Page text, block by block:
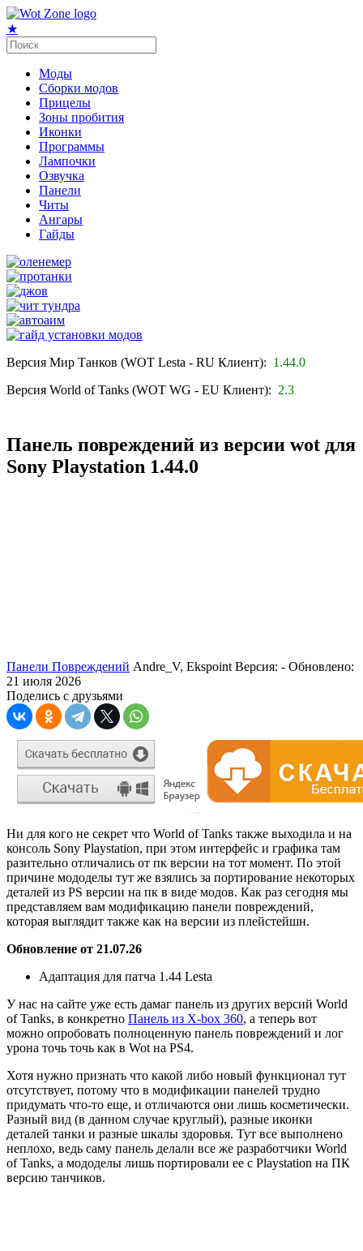
★
Моды
Сборки модов
Прицелы
Зоны пробития
Иконки
Программы
Лампочки
Озвучка
Панели
Читы
Ангары
Гайды
Версия Мир Танков (WOT Lesta - RU Клиент): 1.44.0
Версия World of Tanks (WOT WG - EU Клиент): 2.3
Панель повреждений из версии wot для
Sony Playstation 1.44.0
Панели Повреждений Andre_V, Ekspoint Версия: - Обновлено:
21 июля 2026
Поделись с друзьями
Ни для кого не секрет что World of Tanks также выходила и на
консоль Sony Playstation, при этом интерфейс и графика там
разительно отличались от пк версии на тот момент. По этой
причине мододелы тут же взялись за портирование некоторых
деталей из PS версии на пк в виде модов. Как раз сегодня мы
представляем вам модификацию панели повреждений,
которая выглядит также как на версии из плейстейшн.
Обновление от 21.07.26
Адаптация для патча 1.44 Lesta
У нас на сайте уже есть дамаг панель из других версий World
of Tanks, в конкретно Панель из X-box 360, а теперь вот
можно опробовать полноценную панель повреждений и лог
урона точь точь как в Wot на PS4.
Хотя нужно признать что какой либо новый функционал тут
отсутствует, потому что в модификации панелей трудно
придумать что-то еще, и отличаются они лишь косметически.
Разный вид (в данном случае круглый), разные иконки
деталей танки и разные шкалы здоровья. Тут все выполнено
неплохо, ведь саму панель делали все же разработчики World
of Tanks, а мододелы лишь портировали ее с Playstation на ПК
версию танчиков.